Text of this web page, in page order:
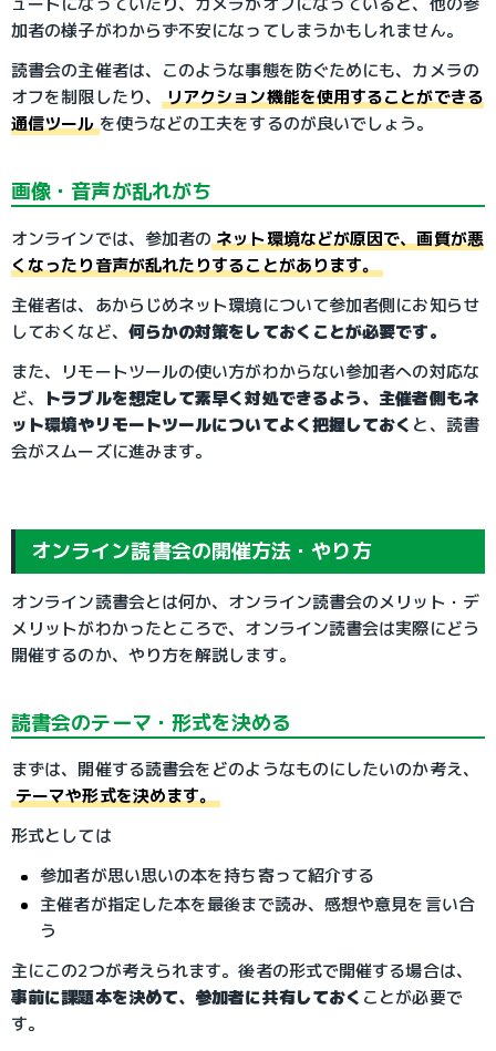
加者の様子がわからず不安になってしまうかもしれません。
読書会の主催者は、このような事態を防ぐためにも、カメラの
オフを制限したり、
リアクション機能を使用することができる
通信ツールを使うなどの工夫をするのが良いでしょう。
画像・音声が乱れがち
オンラインでは、参加者のネット環境などが原因で、画質が悪
くなったり音声が乱れたりすることがあります。
主催者は、あからじめネット環境について参加者側にお知らせ
しておくなど、 何らかの対策をしておくことが必要です。
また、リモートツールの使い方がわからない参加者への対応な
ど、
トラブルを想定して素早く対処できるよう、主催者側もネ
ット環境やリモートツールについてよく把握しておく と、読書
会がスムーズに進みます。
オンライン読書会の開催方法・やり方
オンライン読書会とは何か、オンライン読書会のメリット・デ
メリットがわかったところで、オンライン読書会は実際にどう
開催するのか、やり方を解説します。
読書会のテーマ・形式を決める
まずは、開催する読書会をどのようなものにしたいのか考え、
テーマや形式を決めます。
形式としては
参加者が思い思いの本を持ち寄って紹介する
主催者が指定した本を最後まで読み、感想や意見を言い合
う
主にこの2つが考えられます。後者の形式で開催する場合は、
事前に課題本を決めて、参加者に共有しておく ことが必要で
す。